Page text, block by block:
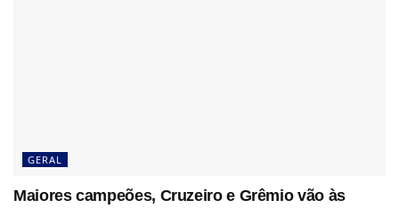
GERAL
Maiores campeões, Cruzeiro e Grêmio vão às